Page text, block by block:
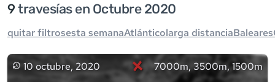
9 travesías en Octubre 2020
quitar filtrosesta semanaAtlánticolarga distanciaBaleares
10 octubre, 2020 × 7000m, 3500m, 1500m